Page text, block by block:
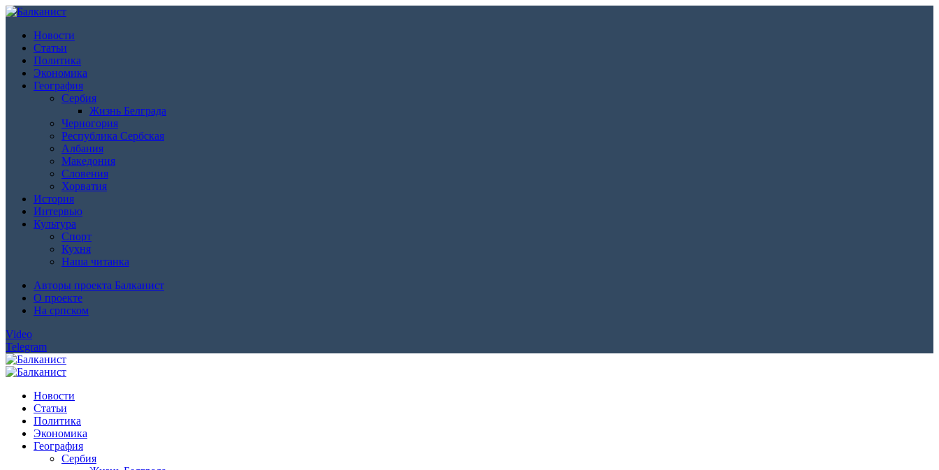
Новости
Статьи
Политика
Экономика
География
Сербия
Жизнь Белграда
Черногория
Республика Сербская
Албания
Македония
Словения
Хорватия
История
Интервью
Культура
Спорт
Кухня
Наша читанка
Авторы проекта Балканист
О проекте
На српском
Video
Telegram
Новости
Статьи
Политика
Экономика
География
Сербия